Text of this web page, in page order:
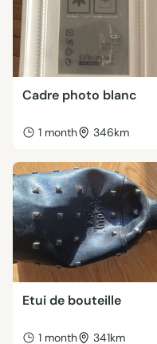
Cadre photo blanc
1 month 346km
Etui de bouteille
1 month 341km